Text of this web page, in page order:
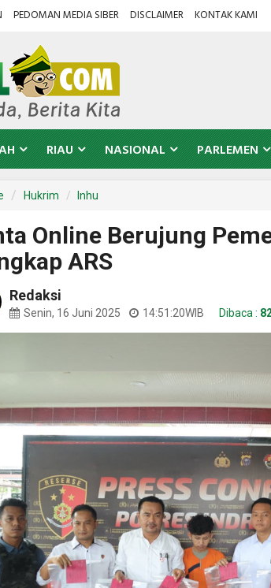
PEDOMAN MEDIA SIBER DISCLAIMER KONTAK KAMI
RIAU NASIONAL PARLEMEN
Hukrim Inhu
Online Berujung
ARS
Redaksi
Senin, 16 Juni 2025 14:51:20WIB Dibaca :